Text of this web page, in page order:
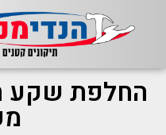
החלפת שקע